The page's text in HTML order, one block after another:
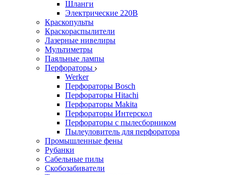
Шланги
Электрические 220В
Краскопульты
Краскораспылители
Лазерные нивелиры
Мультиметры
Паяльные лампы
Перфораторы
Werker
Перфораторы Bosch
Перфораторы Hitachi
Перфораторы Makita
Перфораторы Интерскол
Перфораторы с пылесборником
Пылеуловитель для перфоратора
Промышленные фены
Рубанки
Сабельные пилы
Скобозабиватели